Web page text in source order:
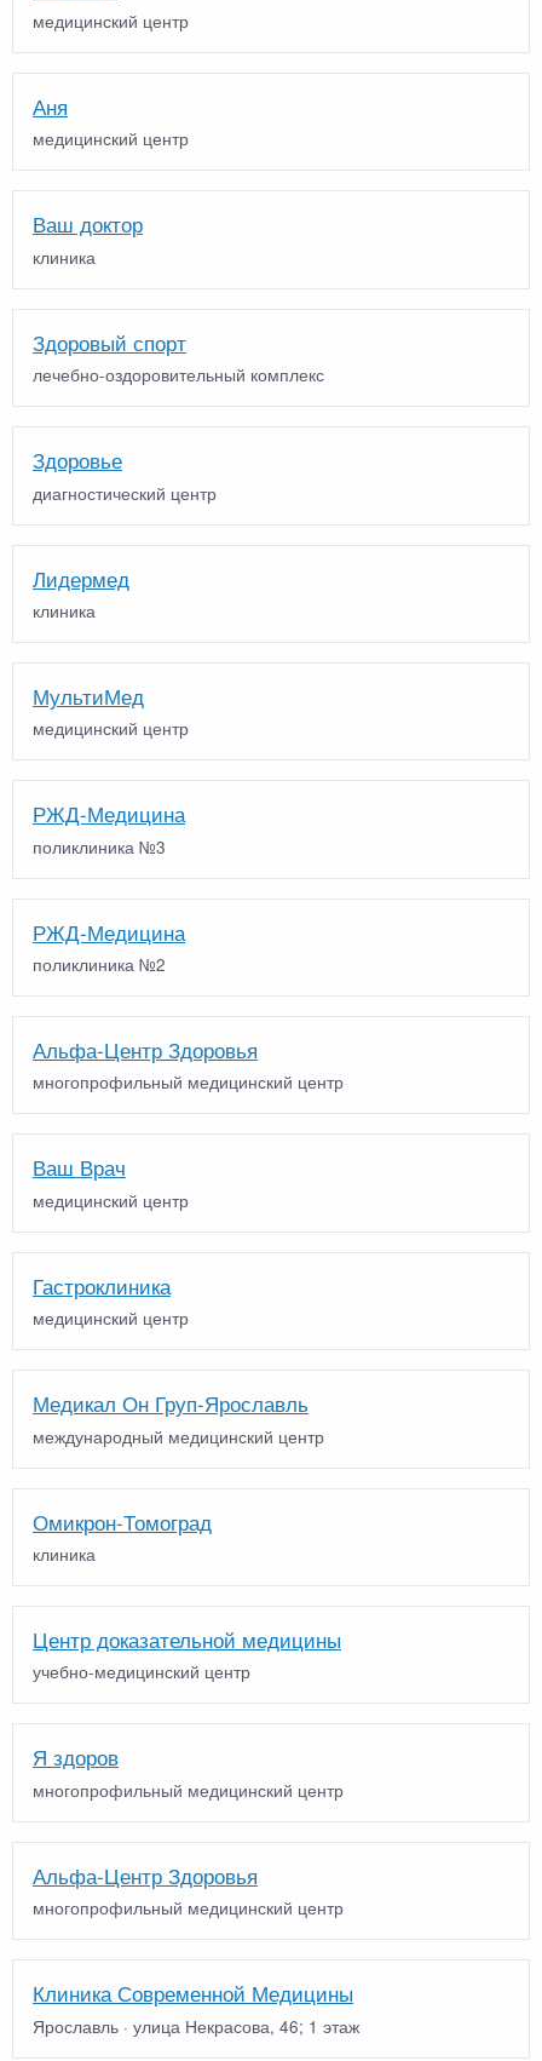
медицинский центр
Аня
медицинский центр
Ваш доктор
клиника
Здоровый спорт
лечебно-оздоровительный комплекс
Здоровье
диагностический центр
Лидермед
клиника
МультиМед
медицинский центр
РЖД-Медицина
поликлиника №3
РЖД-Медицина
поликлиника №2
Альфа-Центр Здоровья
многопрофильный медицинский центр
Ваш Врач
медицинский центр
Гастроклиника
медицинский центр
Медикал Он Груп-Ярославль
международный медицинский центр
Омикрон-Томоград
клиника
Центр доказательной медицины
учебно-медицинский центр
Я здоров
многопрофильный медицинский центр
Альфа-Центр Здоровья
многопрофильный медицинский центр
Клиника Современной Медицины
Ярославль · улица Некрасова, 46; 1 этаж